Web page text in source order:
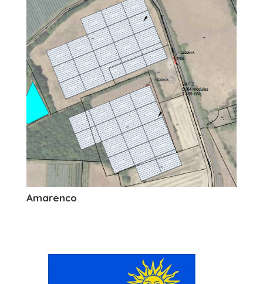
Amarenco